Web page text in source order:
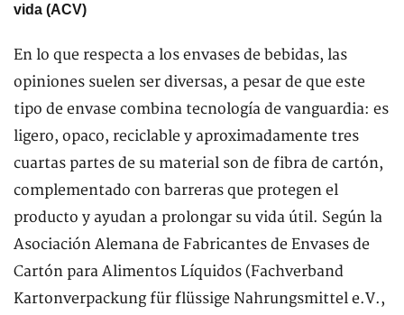
vida (ACV)
En lo que respecta a los envases de bebidas, las
opiniones suelen ser diversas, a pesar de que este
tipo de envase combina tecnología de vanguardia: es
ligero, opaco, reciclable y aproximadamente tres
cuartas partes de su material son de fibra de cartón,
complementado con barreras que protegen el
producto y ayudan a prolongar su vida útil. Según la
Asociación Alemana de Fabricantes de Envases de
Cartón para Alimentos Líquidos (Fachverband
Kartonverpackung für flüssige Nahrungsmittel e.V.,